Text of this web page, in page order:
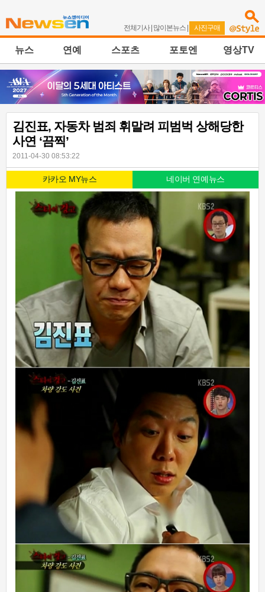
전체기사| 많이본뉴스 | 사진구매
뉴스 연예 스포츠 포토엔 영상TV
김진표, 자동차 범죄 휘말려 피범벅 상해당한
사연 ‘끔찍’
2011-04-30 08:53:22
카카오 MY뉴스 네이버 연예뉴스